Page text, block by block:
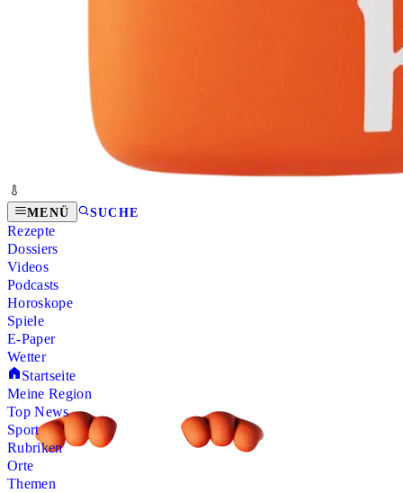
MENÜ SUCHE
Rezepte
Dossiers
Videos
Podcasts
Horoskope
Spiele
E-Paper
Wetter
Startseite
Meine Region
Top News
Sport
Rubriken
Orte
Themen